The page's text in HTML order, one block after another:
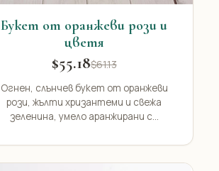
Букет от оранжеви рози и
цветя
$55.18$61.13
Огнен, слънчев букет от оранжеви
рози, жълти хризантеми и свежа
зеленина, умело аранжирани с...